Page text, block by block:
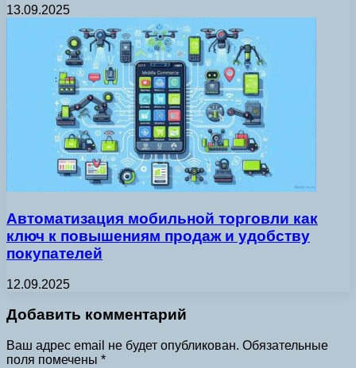
13.09.2025
Автоматизация мобильной торговли как
ключ к повышениям продаж и удобству
покупателей
12.09.2025
Добавить комментарий
Ваш адрес email не будет опубликован. Обязательные
поля помечены *